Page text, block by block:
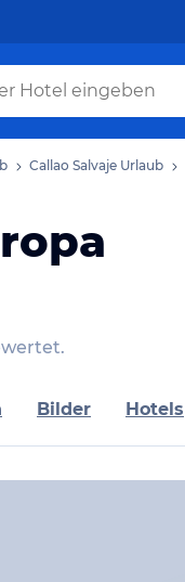
Callao Salvaje Urlaub
Bilder Hotels